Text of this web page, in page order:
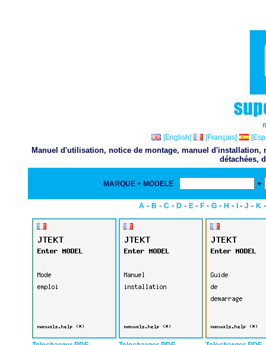
[English]
[Français]
Manuel d'utilisation, notice de montage, manuel
détachées,
MARQUE + MODELE +
A - B - C - D - E - F - G - H - - J - K